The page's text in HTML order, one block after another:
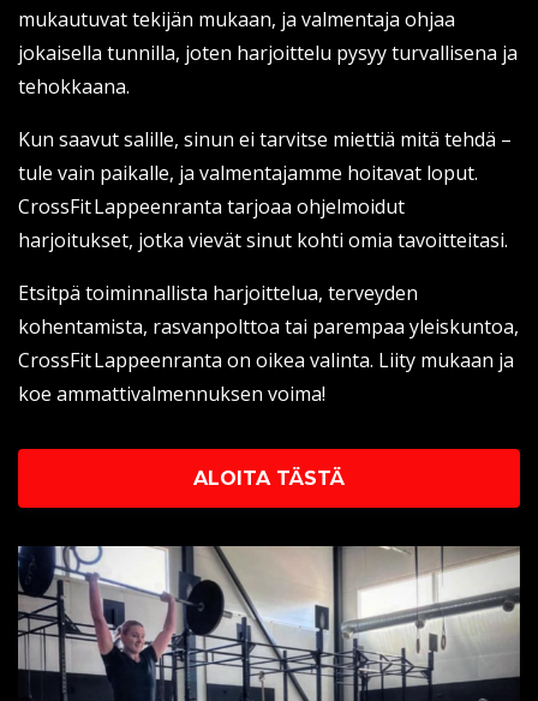
mukautuvat tekijän mukaan, ja valmentaja ohjaa
jokaisella tunnilla, joten harjoittelu pysyy turvallisena ja
tehokkaana.
Kun saavut salille, sinun ei tarvitse miettiä mitä tehdä –
tule vain paikalle, ja valmentajamme hoitavat loput.
CrossFit Lappeenranta tarjoaa ohjelmoidut
harjoitukset, jotka vievät sinut kohti omia tavoitteitasi.
Etsitpä toiminnallista harjoittelua, terveyden
kohentamista, rasvanpolttoa tai parempaa yleiskuntoa,
CrossFit Lappeenranta on oikea valinta. Liity mukaan ja
koe ammattivalmennuksen voima!
ALOITA TÄSTÄ